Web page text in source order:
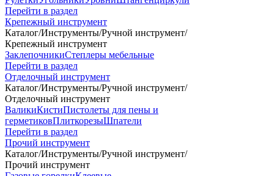
Перейти в раздел
Крепежный инструмент
Каталог/Инструменты/Ручной инструмент/
Крепежный инструмент
ЗаклепочникиСтеплеры мебельные
Перейти в раздел
Отделочный инструмент
Каталог/Инструменты/Ручной инструмент/
Отделочный инструмент
ВаликиКистиПистолеты для пены и
герметиковПлиткорезыШпатели
Перейти в раздел
Прочий инструмент
Каталог/Инструменты/Ручной инструмент/
Прочий инструмент